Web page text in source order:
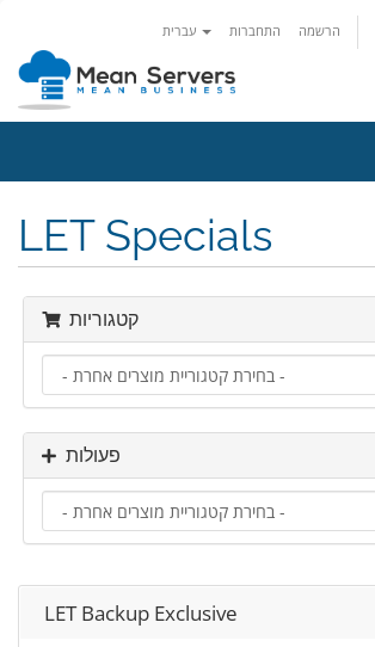
התחברות הרשמה
LET Specials
קטגוריות
פעולות
LET Backup Exclusive